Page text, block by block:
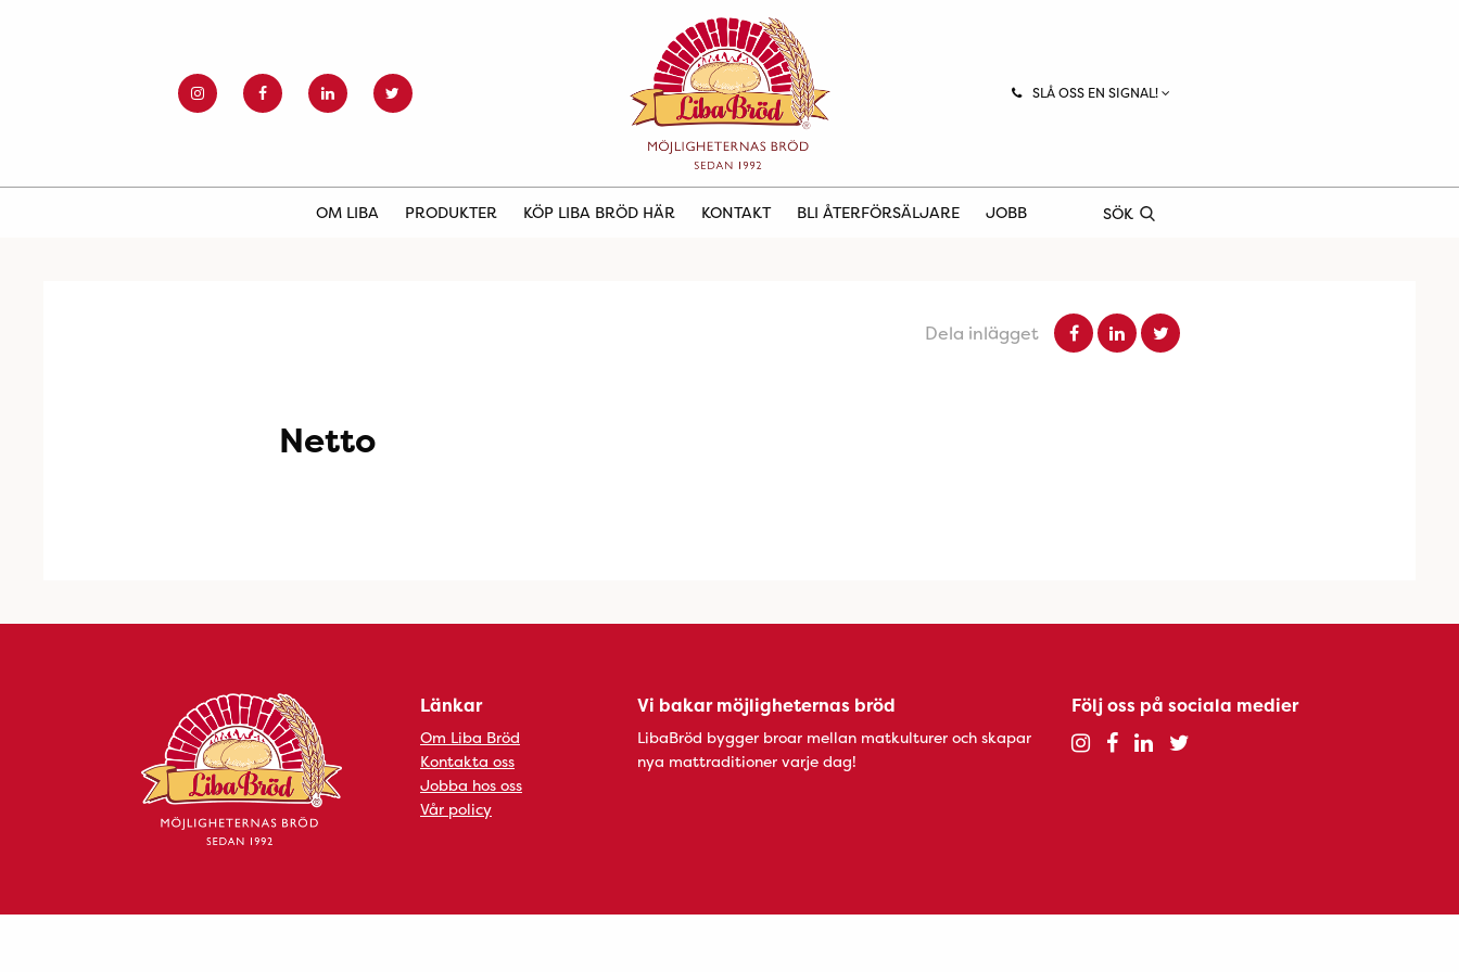
SLÅ OSS EN SIGNAL!
OM LIBA PRODUKTER KÖP LIBA BRÖD HÄR KONTAKT BLI ÅTERFÖRSÄLJARE JOBB SÖK
Dela inlägget
Netto
Länkar
Om Liba Bröd
Kontakta oss
Jobba hos oss
Vår policy
Vi bakar möjligheternas bröd
LibaBröd bygger broar mellan matkulturer och skapar
nya mattraditioner varje dag!
Följ oss på sociala medier